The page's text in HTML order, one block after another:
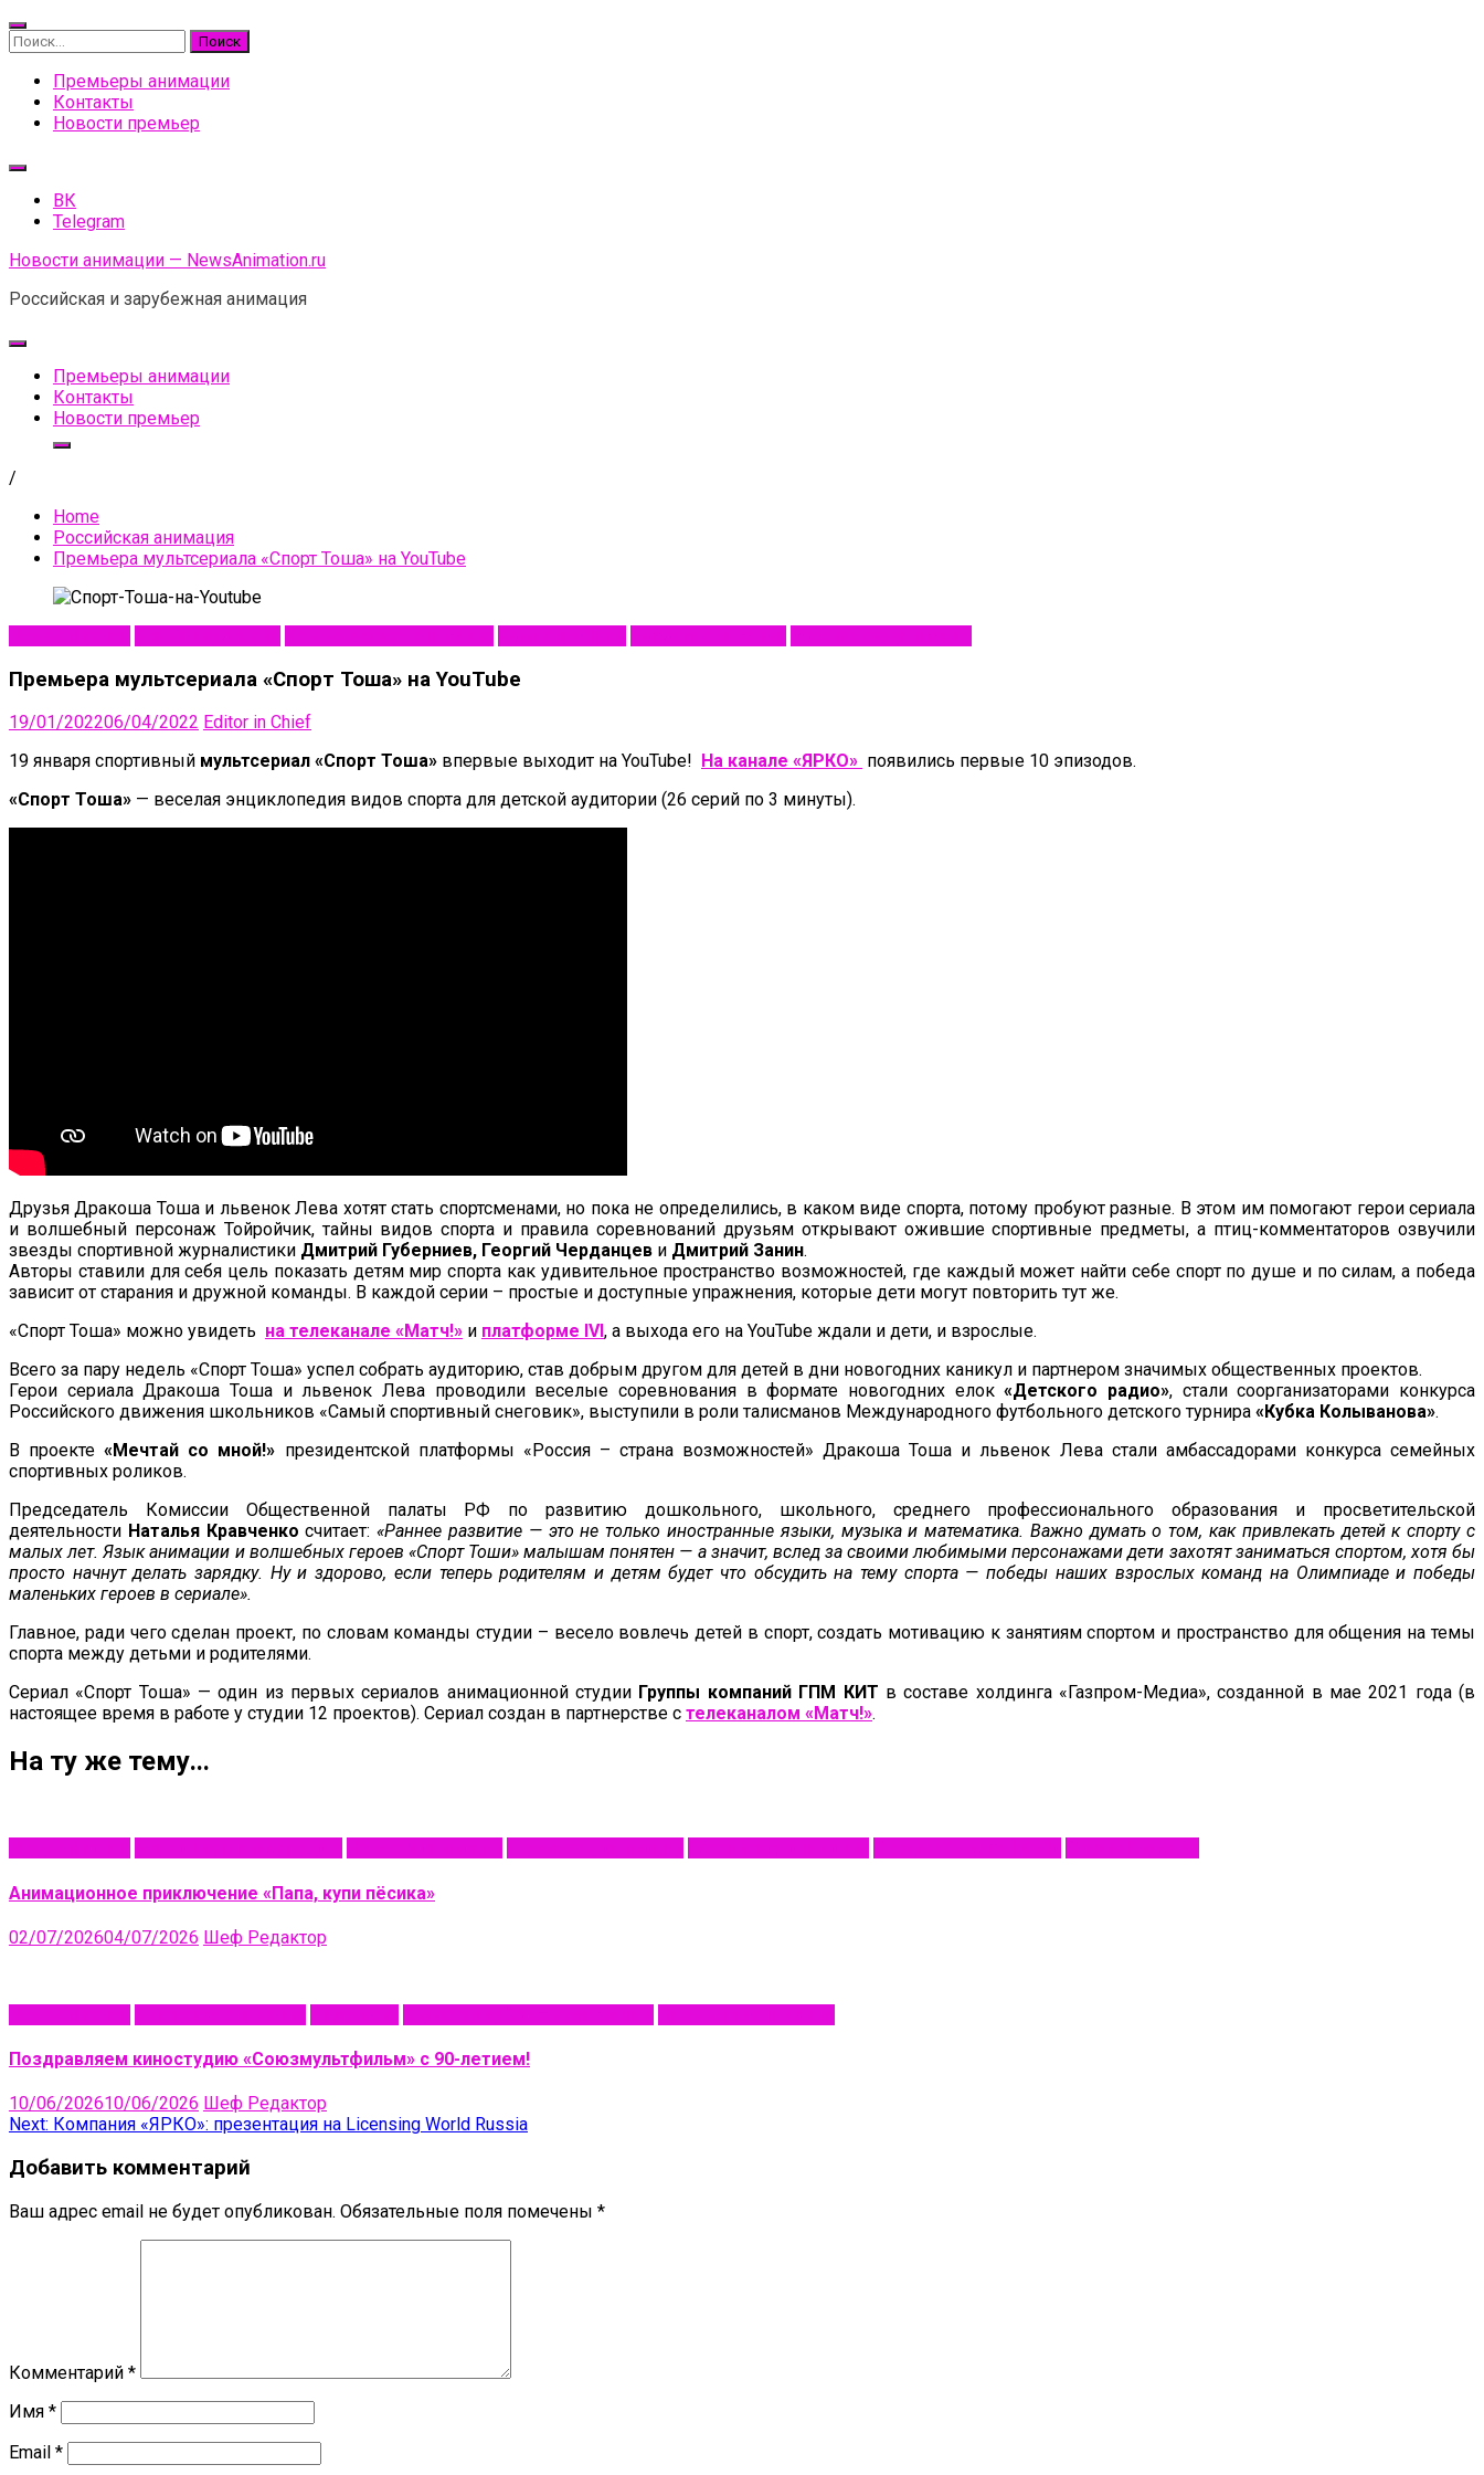
Skip
to
content
Найти:
Премьеры анимации
Контакты
Новости премьер
ВК
Telegram
Новости анимации — NewsAnimation.ru
Российская и зарубежная анимация
Премьеры анимации
Контакты
Новости премьер
/
Home
Российская анимация
Премьера мультсериала «Спорт Тоша» на YouTube
Премьера мультсериала «Спорт Тоша» на YouTube
19/01/202206/04/2022 Editor in Chief
19 января спортивный мультсериал «Спорт Тоша» впервые выходит на YouTube! На канале «ЯРКО» появились первые 10 эпизодов.
«Спорт Тоша» — веселая энциклопедия видов спорта для детской аудитории (26 серий по 3 минуты).
Друзья Дракоша Тоша и львенок Лева хотят стать спортсменами, но пока не определились, в каком виде спорта, потому пробуют разные. В этом им помогают герои сериала
и волшебный персонаж Тойройчик, тайны видов спорта и правила соревнований друзьям открывают ожившие спортивные предметы, а птиц-комментаторов озвучили
звезды спортивной журналистики Дмитрий Губерниев, Георгий Черданцев и Дмитрий Занин.
Авторы ставили для себя цель показать детям мир спорта как удивительное пространство возможностей, где каждый может найти себе спорт по душе и по силам, а победа
зависит от старания и дружной команды. В каждой серии – простые и доступные упражнения, которые дети могут повторить тут же.
«Спорт Тоша» можно увидеть на телеканале «Матч!» и платформе IVI, а выхода его на YouTube ждали и дети, и взрослые.
Всего за пару недель «Спорт Тоша» успел собрать аудиторию, став добрым другом для детей в дни новогодних каникул и партнером значимых общественных проектов.
Герои сериала Дракоша Тоша и львенок Лева проводили веселые соревнования в формате новогодних елок«Детского радио», стали соорганизаторами конкурса
Российского движения школьников «Самый спортивный снеговик», выступили в роли талисманов Международного футбольного детского турнира «Кубка Колыванова».
В проекте«Мечтай со мной!» президентской платформы «Россия – страна возможностей» Дракоша Тоша и львенок Лева стали амбассадорами конкурса семейных
спортивных роликов.
Председатель Комиссии Общественной палаты РФ по развитию дошкольного, школьного, среднего профессионального образования и просветительской
деятельности Наталья Кравченко считает:«Раннее развитие — это не только иностранные языки, музыка и математика. Важно думать о том, как привлекать детей к спорту с
малых лет. Язык анимации и волшебных героев «Спорт Тоши» малышам понятен — а значит, вслед за своими любимыми персонажами дети захотят заниматься спортом, хотя бы
просто начнут делать зарядку. Ну и здорово, если теперь родителям и детям будет что обсудить на тему спорта — победы наших взрослых команд на Олимпиаде и победы
маленьких героев в сериале».
Главное, ради чего сделан проект, по словам команды студии – весело вовлечь детей в спорт, создать мотивацию к занятиям спортом и пространство для общения на темы
спорта между детьми и родителями.
Сериал «Спорт Тоша» — один из первых сериалов анимационной студии Группы компаний ГПМ КИТ в составе холдинга «Газпром-Медиа», созданной в мае 2021 года (в
настоящее время в работе у студии 12 проектов). Сериал создан в партнерстве с телеканалом «Матч!».
На ту же тему...
Анимационное приключение «Папа, купи пёсика»
02/07/202604/07/2026 Шеф Редактор
Поздравляем киностудию «Союзмультфильм» с 90-летием!
10/06/202610/06/2026 Шеф Редактор
Навигация
по
Next: Компания «ЯРКО»: презентация на Licensing World Russia
Добавить комментарий
Ваш адрес email не будет опубликован. Обязательные поля помечены *
Комментарий *
Имя *
Email *